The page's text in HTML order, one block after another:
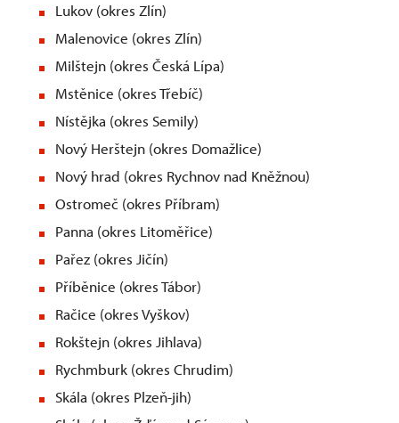
Lukov (okres Zlín)
Malenovice (okres Zlín)
Milštejn (okres Česká Lípa)
Mstěnice (okres Třebíč)
Nístějka (okres Semily)
Nový Herštejn (okres Domažlice)
Nový hrad (okres Rychnov nad Kněžnou)
Ostromeč (okres Příbram)
Panna (okres Litoměřice)
Pařez (okres Jičín)
Příběnice (okres Tábor)
Račice (okres Vyškov)
Rokštejn (okres Jihlava)
Rychmburk (okres Chrudim)
Skála (okres Plzeň-jih)